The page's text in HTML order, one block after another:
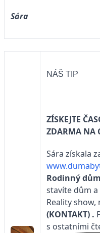
Sára
NÁŠ TIP
ZÍSKEJTE
ZDARMA NA
Sára získala
Rodinný dům
stavíte dům
Reality
(KONTAKT) .
s ostatními